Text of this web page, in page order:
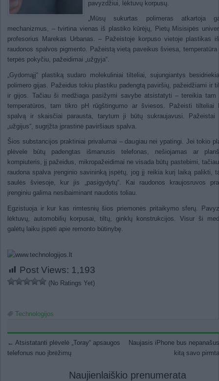
pavyzdžiui, lėktuvų korpusų.
„Mūsų sukurtas polimeras atkartoja
mechanizmus, – tvirtina vienas iš plastiko kūrėjų, Pietų Misisipės
profesorius Marekas Urbanas. – Pažeistoje korpuso vietoje plastikas
raudonos spalvos pigmento. Pažeistą vietą paveikus šviesa, temperatūra
terpės pokyčiu, pažeidimai „užgyja“.
„Gydomąjį“ plastiką sudaro molekuliniai tilteliai, sujungiantys
polimero gijas. Pažeidus tokiu plastiku padengtą paviršių, pažeidžiami ir
ir gijos. Tačiau ši medžiaga pasižymi savybe atsistatyti – tereikia tam
temperatūros, tam tikro pH rūgštingumo ar šviesos. Pažeisti tilteliai
spalvą ir skaisčiai parausta, tarytum ji būtų sukraujavusi. Pažeistai
„užgijus“, sugrįžta įprastinė paviršiaus spalva.
Šios substancijos praktiniai privalumai – daugiau nei ypatingi. Jei tokio
plėvele būtų padengtas išmanusis telefonas, nešiojamas ar
kompiuteris, jį pažeidus, mikropažeidimai ne visada būtų pastebimi,
raudona spalva įrenginio savininką įspėtų, jog jį reikia kurį laiką palikti,
saulės šviesoje, kur jis „pasigydytų“. Kai raudonos kraujosruvos
įrenginiu galima nesibaiminant naudotis toliau.
Egzistuoja ir kur kas rimtesnių šios priemonės pritaikymo sferų.
lėktuvų, automobilių korpusai, tiltų, ginklų konstrukcijos. Visur ši
galėtų laiku įspėti apie remonto būtinybę.
Post Views: 1,193
(No Ratings Yet)
Technologijos
Post navigation
← Atsistatanti plėvelė „Toray“ apsaugos
telefonus nuo įbrėžimų
Naujasis iPhone bus
kitą savo
Naujienlaiškio prenumerata